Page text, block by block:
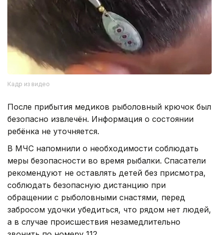
Кадр из видео
После прибытия медиков рыболовный крючок был
безопасно извлечён. Информация о состоянии
ребёнка не уточняется.
В МЧС напомнили о необходимости соблюдать
меры безопасности во время рыбалки. Спасатели
рекомендуют не оставлять детей без присмотра,
соблюдать безопасную дистанцию при
обращении с рыболовными снастями, перед
забросом удочки убедиться, что рядом нет людей,
а в случае происшествия незамедлительно